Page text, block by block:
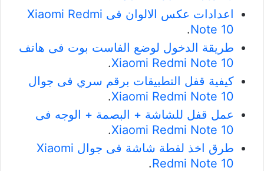
اعدادات عكس الالوان فى Xiaomi Redmi
Note 10
.
طريقة الدخول لوضع الفاست بوت فى هاتف
Xiaomi Redmi Note 10
.
كيفية قفل التطبيقات برقم سري فى جوال
Xiaomi Redmi Note 10
.
عمل قفل للشاشة + البصمة + الوجه فى
Xiaomi Redmi Note 10
.
طرق اخذ لقطة شاشة فى جوال Xiaomi
Redmi Note 10
.